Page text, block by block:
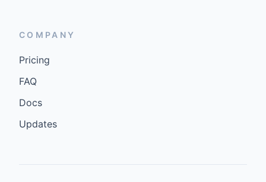
COMPANY
Pricing
FAQ
Docs
Updates